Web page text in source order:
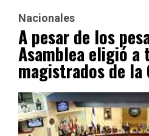
Nacionales
A pesar de los
Asamblea eligió a
magistrados de la